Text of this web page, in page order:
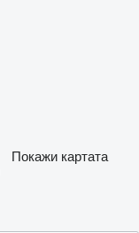
Покажи картата